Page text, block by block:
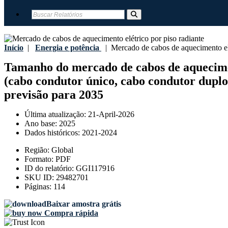
Início | Energia e potência | Mercado de cabos de aquecimento
Tamanho do mercado de cabos de
(cabo condutor único, cabo condutor
previsão para 2035
Última atualização: 21-April-2026
Ano base: 2025
Dados históricos: 2021-2024
Região: Global
Formato: PDF
ID do relatório: GGI117916
SKU ID: 29482701
Páginas: 114
Baixar amostra grátis
Compra rápida